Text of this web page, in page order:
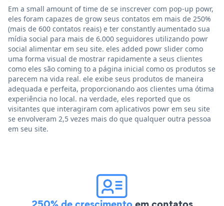
Em a small amount of time de se inscrever com pop-up powr,
eles foram capazes de grow seus contatos em mais de 250%
(mais de 600 contatos reais) e ter constantly aumentado sua
mídia social para mais de 6.000 seguidores utilizando powr
social alimentar em seu site. eles added powr slider como
uma forma visual de mostrar rapidamente a seus clientes
como eles são coming to a página inicial como os produtos se
parecem na vida real. ele exibe seus produtos de maneira
adequada e perfeita, proporcionando aos clientes uma ótima
experiência no local. na verdade, eles reported que os
visitantes que interagiram com aplicativos powr em seu site
se envolveram 2,5 vezes mais do que qualquer outra pessoa
em seu site.